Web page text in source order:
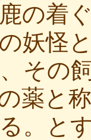
の着
妖怪
その
薬と
。と